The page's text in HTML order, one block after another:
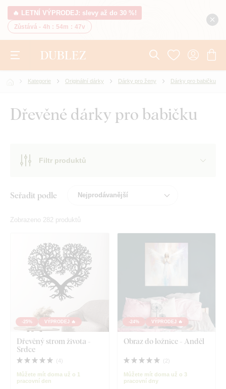
🔥 LETNÍ VÝPRODEJ: slevy až do 30 %!
Zůstává - 4h : 54m : 46v
Kategorie Originální dárky Dárky pro ženy Dárky pro babičku
Dřevěné dárky pro babičku
Filtr produktů
Seřadit podle
Zobrazeno 282 produktů
-25% VÝPRODEJ 🔥
Dřevěný strom života -
Srdce
( 4)
Můžete mít doma už o 1
pracovní den
-24% VÝPRODEJ 🔥
Obraz do ložnice - Anděl
( 2)
Můžete mít doma už o 3
pracovní dny